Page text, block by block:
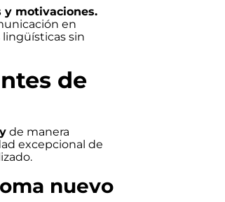
y motivaciones.
en
lingüísticas sin
de
de manera
excepcional de
nuevo